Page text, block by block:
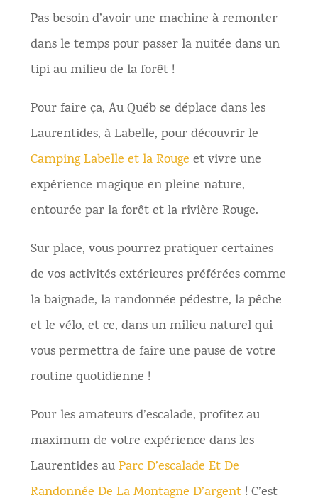
Pas besoin d’avoir une machine à remonter
dans le temps pour passer la nuitée dans un
tipi au milieu de la forêt !
Pour faire ça, Au Québ se déplace dans les
Laurentides, à Labelle, pour découvrir le
Camping Labelle et la Rouge et vivre une
expérience magique en pleine nature,
entourée par la forêt et la rivière Rouge.
Sur place, vous pourrez pratiquer certaines
de vos activités extérieures préférées comme
la baignade, la randonnée pédestre, la pêche
et le vélo, et ce, dans un milieu naturel qui
vous permettra de faire une pause de votre
routine quotidienne !
Pour les amateurs d’escalade, profitez au
maximum de votre expérience dans les
Laurentides auParc D’escalade Et De
Randonnée De La Montagne D’argent! C’est